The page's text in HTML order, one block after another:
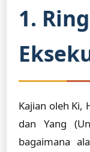
1.
Kajian oleh Ki,
dan Yang
bagaimana